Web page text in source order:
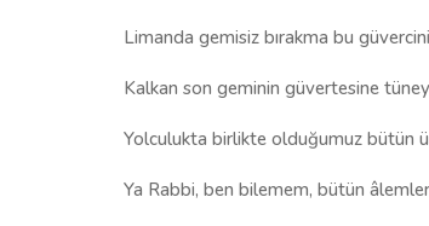
Limanda gemisiz bırakma bu
Kalkan son geminin güvertesine
Yolculukta birlikte olduğumuz bütün
Ya Rabbi, ben bilemem, bütün